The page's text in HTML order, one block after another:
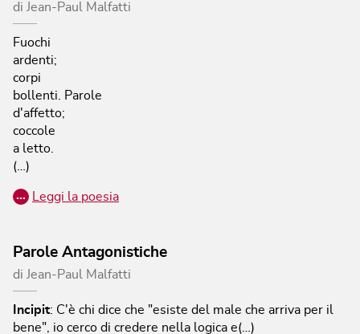
di Jean-Paul Malfatti
Fuochi
ardenti;
corpi
bollenti.
Parole
d'affetto;
coccole
a letto.
(…)
… Leggi la poesia
Parole Antagonistiche
di Jean-Paul Malfatti
Incipit: C'è chi dice che "esiste del male che arriva per il
bene", io cerco di credere nella logica e(…)